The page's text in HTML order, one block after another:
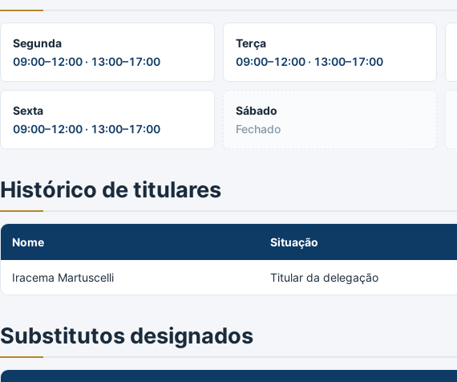
Segunda
09:00–12:00 · 13:00–17:00
Terça
09:00–12:00 · 13:00–17:00
Sexta
09:00–12:00 · 13:00–17:00
Sábado
Fechado
Histórico de titulares
Nome Situação
Iracema Martuscelli Titular da delegação
Substitutos designados